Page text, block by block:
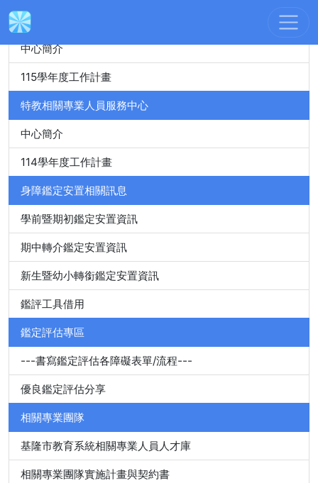
身心障礙特殊教育資源中心
中心簡介
115學年度工作計畫
特教相關專業人員服務中心
中心簡介
114學年度工作計畫
身障鑑定安置相關訊息
學前暨期初鑑定安置資訊
期中轉介鑑定安置資訊
新生暨幼小轉銜鑑定安置資訊
鑑評工具借用
鑑定評估專區
---書寫鑑定評估各障礙表單/流程---
優良鑑定評估分享
相關專業團隊
基隆市教育系統相關專業人員人才庫
相關專業團隊實施計畫與契約書